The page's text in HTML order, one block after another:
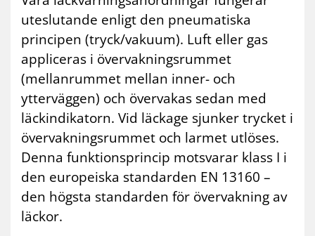
uteslutande enligt den pneumatiska
principen (tryck/vakuum). Luft eller gas
appliceras i övervakningsrummet
(mellanrummet mellan inner- och
ytterväggen) och övervakas sedan med
läckindikatorn. Vid läckage sjunker trycket i
övervakningsrummet och larmet utlöses.
Denna funktionsprincip motsvarar klass I i
den europeiska standarden EN 13160 –
den högsta standarden för övervakning av
läckor.